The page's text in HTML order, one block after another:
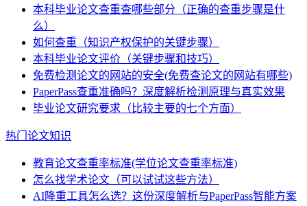
本科毕业论文查重查哪些部分（正确的查重步骤是什
么）
如何查重（知识产权保护的关键步骤）
本科毕业论文评价（关键步骤和技巧）
免费检测论文的网站的安全(免费查论文的网站有哪些)
PaperPass查重准确吗？深度解析检测原理与真实效果
毕业论文研究要求（比较主要的七个方面）
热门论文知识
教育论文查重率标准(学位论文查重率标准)
怎么找学术论文（可以试试这些方法）
AI降重工具怎么选？这份深度解析与PaperPass智能方案